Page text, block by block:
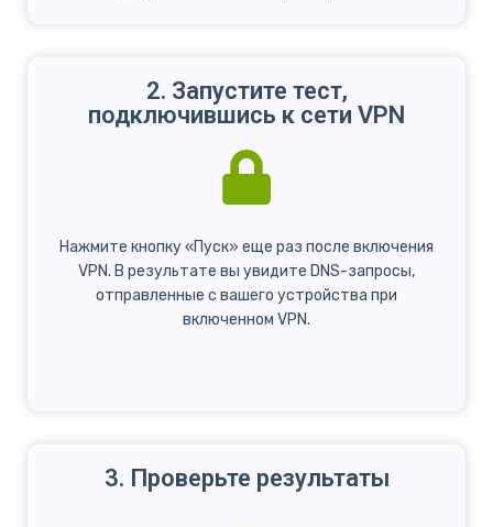
2. Запустите тест,
подключившись к сети VPN
Нажмите кнопку «Пуск» еще раз после включения
VPN. В результате вы увидите DNS-запросы,
отправленные с вашего устройства при
включенном VPN.
3. Проверьте результаты